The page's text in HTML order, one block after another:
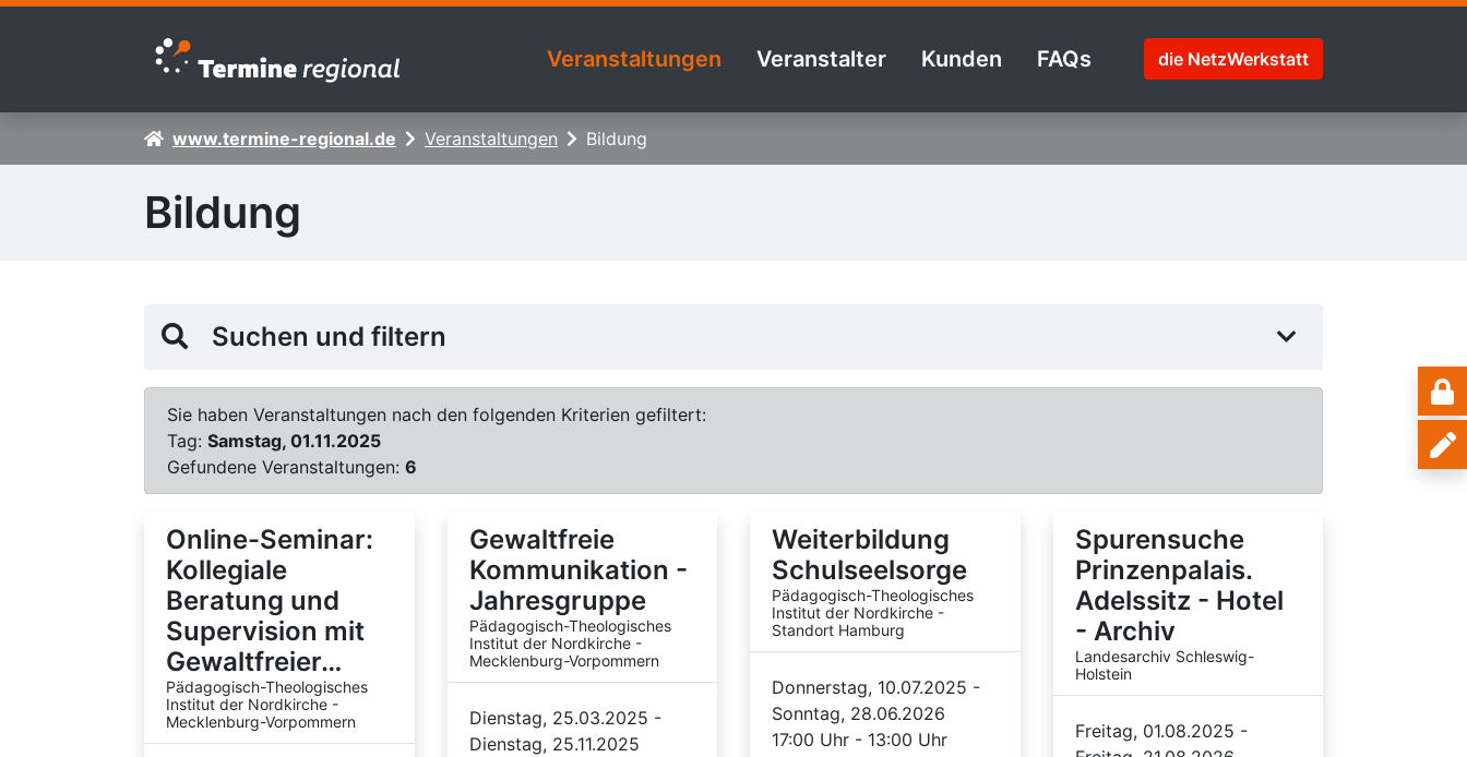
Zur Navigation springen
Zum Inhalt springen
Veranstaltungen Veranstalter Kunden FAQs die NetzWerkstatt
www.termine-regional.de Veranstaltungen Bildung
Bildung
Suchen und filtern
Sie haben Veranstaltungen nach den folgenden Kriterien gefiltert:
Tag: Samstag, 01.11.2025
Gefundene Veranstaltungen: 6
Online-Seminar:
Kollegiale
Beratung und
Supervision mit
Gewaltfreier…
Pädagogisch-Theologisches
Institut der Nordkirche -
Mecklenburg-Vorpommern
Gewaltfreie
Kommunikation -
Jahresgruppe
Pädagogisch-Theologisches
Institut der Nordkirche -
Mecklenburg-Vorpommern
Dienstag, 25.03.2025 -
Dienstag, 25.11.2025
Weiterbildung
Schulseelsorge
Pädagogisch-Theologisches
Institut der Nordkirche -
Standort Hamburg
Donnerstag, 10.07.2025 -
Sonntag, 28.06.2026
17:00 Uhr - 13:00 Uhr
Spurensuche
Prinzenpalais.
Adelssitz - Hotel
- Archiv
Landesarchiv Schleswig-
Holstein
Freitag, 01.08.2025 -